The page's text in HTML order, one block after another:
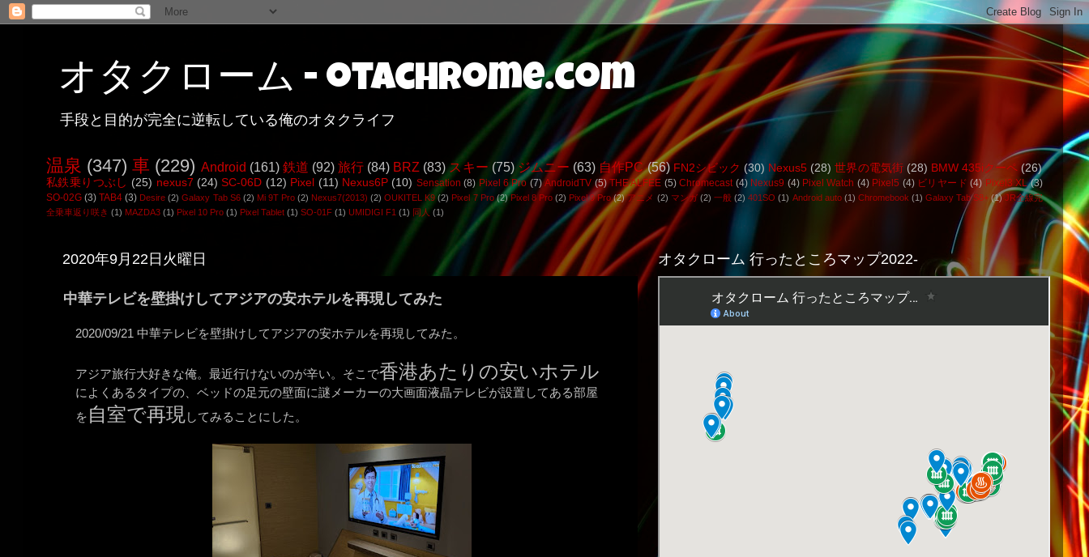
オタクローム - otachrome.com
手段と目的が完全に逆転している俺のオタクライフ
温泉 (347) 車 (229) Android (161) 鉄道 (92) 旅行 (84) BRZ (83) スキー (75) ジムニー (63) 自作PC (56) FN2シビック (30) Nexus5 (28) 世界の電気街 (28) BMW 435iクーペ (26)
私鉄乗りつぶし (25) nexus7 (24) SC-06D (12) Pixel (11) Nexus6P (10) Sensation (8) Pixel 6 Pro (7) AndroidTV (5) THE ALFEE (5) Chromecast (4) Nexus9 (4) Pixel Watch (4) Pixel5 (4) ビリヤード (4) Pixel3 XL (3)
SO-02G (3) TAB4 (3) Desire (2) Galaxy Tab S6 (2) Mi 9T Pro (2) Nexus7(2013) (2) OUKITEL K9 (2) Pixel 7 Pro (2) Pixel 8 Pro (2) Pixel 9 Pro (2) アニメ (2) マンガ (2) 一般 (2) 401SO (1) Android auto (1) Chromebook (1) Galaxy Tab S8+ (1) JR全線完
全乗車返り咲き (1) MAZDA3 (1) Pixel 10 Pro (1) Pixel Tablet (1) SO-01F (1) UMIDIGI F1 (1) 同人 (1)
2020年9月22日火曜日
中華テレビを壁掛けしてアジアの安ホテルを再現してみた
2020/09/21 中華テレビを壁掛けしてアジアの安ホテルを再現してみた。
アジア旅行大好きな俺。最近行けないのが辛い。そこで香港あたりの安いホテル
によくあるタイプの、ベッドの足元の壁面に謎メーカーの大画面液晶テレビが設置してある部屋
を 自室で再現してみることにした。
オタクローム 行ったところマップ2022-